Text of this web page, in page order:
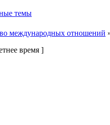
темы
международных отношений
время ]